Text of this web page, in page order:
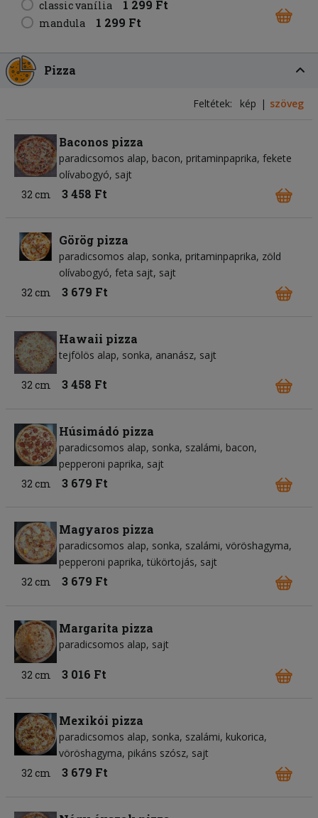
classic vanília 1 299 Ft
mandula 1 299 Ft
Pizza
Feltétek: kép szöveg
Baconos pizza
paradicsomos alap bacon pritaminpaprika fekete
olívabogyó sajt
32 cm
3 458 Ft
Görög pizza
paradicsomos alap sonka pritaminpaprika zöld
olívabogyó feta sajt sajt
32 cm
3 679 Ft
Hawaii pizza
tejfölös alap sonka ananász sajt
32 cm 3 458 Ft
Húsimádó pizza
paradicsomos alap sonka szalámi bacon
pepperoni paprika sajt
32 cm
3 679 Ft
Magyaros pizza
paradicsomos alap sonka szalámi vöröshagyma
pepperoni paprika tükörtojás sajt
32 cm
3 679 Ft
Margarita pizza
paradicsomos alap sajt
32 cm 3 016 Ft
Mexikói pizza
paradicsomos alap sonka szalámi kukorica
vöröshagyma pikáns szósz sajt
32 cm
3 679 Ft